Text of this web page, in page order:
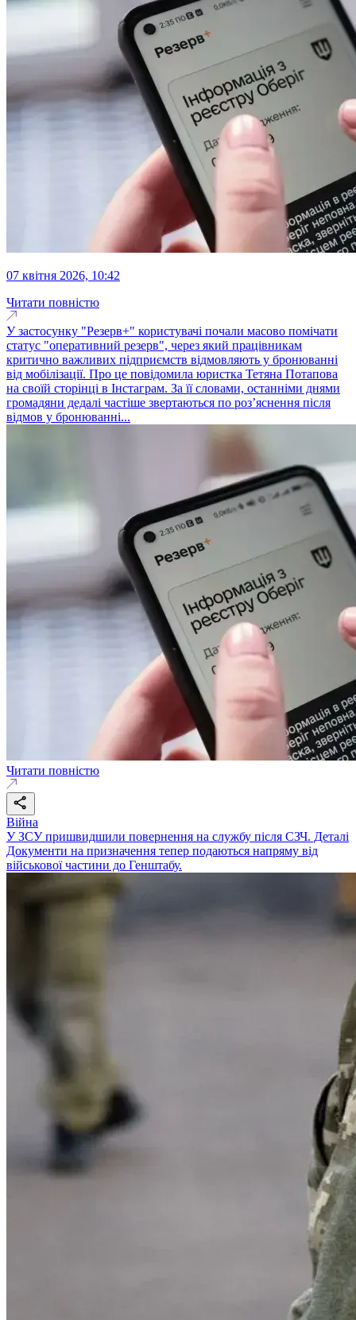
07 квітня 2026, 10:42
Читати повністю
У застосунку "Резерв+" користувачі почали масово помічати
статус "оперативний резерв", через який працівникам
критично важливих підприємств відмовляють у бронюванні
від мобілізації. Про це повідомила юристка Тетяна Потапова
на своїй сторінці в Інстаграм. За її словами, останніми днями
громадяни дедалі частіше звертаються по роз’яснення після
відмов у бронюванні...
Читати повністю
Війна
У ЗСУ пришвидшили повернення на службу після СЗЧ. Деталі
Документи на призначення тепер подаються напряму від
військової частини до Генштабу.